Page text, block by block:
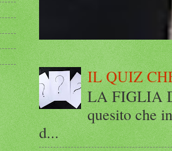
IL QUIZ
LA FIGLIA
quesito che
d...